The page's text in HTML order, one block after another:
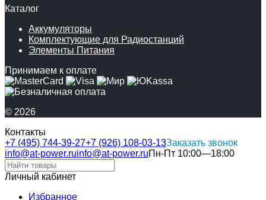
Каталог
Аккумуляторы
Комплектующие для Радиостанций
Элементы Питания
Принимаем к оплате
© 2026
Контакты
+7 (495) 744-39-27+7 (926) 108-03-13Заказать звонок
info@at-power.ruinfo@at-power.ruПн-Пт 10:00—18:00
Личный кабинет
Избранное